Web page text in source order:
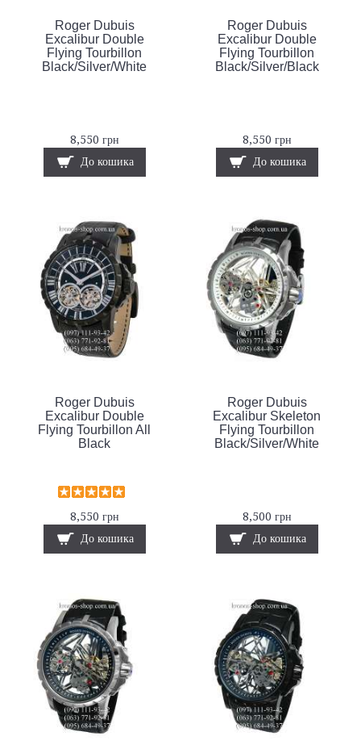
Roger Dubuis
Excalibur Double
Flying Tourbillon
Black/Silver/White
8,550 грн
До кошика
Roger Dubuis
Excalibur Double
Flying Tourbillon
Black/Silver/Black
8,550 грн
До кошика
Roger Dubuis
Excalibur Double
Flying Tourbillon All
Black
8,550 грн
До кошика
Roger Dubuis
Excalibur Skeleton
Flying Tourbillon
Black/Silver/White
8,500 грн
До кошика